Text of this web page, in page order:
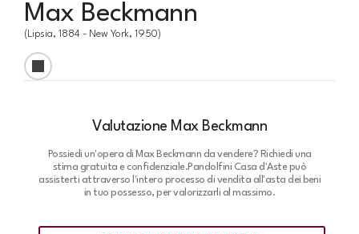
Max Beckmann
(Lipsia, 1884 - New York, 1950)
Valutazione Max Beckmann
Possiedi un'opera di Max Beckmann da vendere? Richiedi una
stima gratuita e confidenziale.Pandolfini Casa d'Aste può
assisterti attraverso l'intero processo di vendita all'asta dei beni
in tuo possesso, per valorizzarli al massimo.